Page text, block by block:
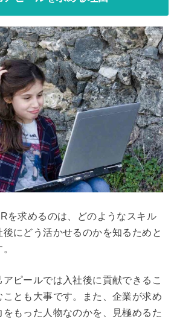
を求めるのは、どのようなスキル
にどう活かせるのかを知るためと
ピールでは入社後に貢献できるこ
ことも大事です。また、企業が求め
もった人物なのかを、見極めるた